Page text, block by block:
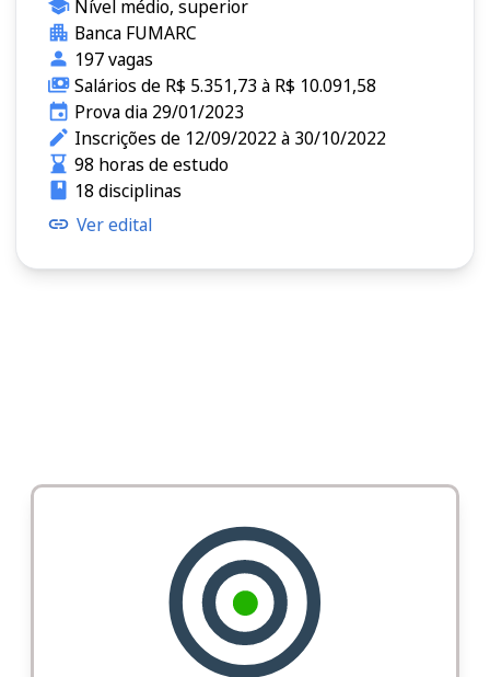
Nível médio, superior
Banca FUMARC
197 vagas
Salários de R$ 5.351,73 à R$ 10.091,58
Prova dia 29/01/2023
Inscrições de 12/09/2022 à 30/10/2022
98 horas de estudo
18 disciplinas
Ver edital